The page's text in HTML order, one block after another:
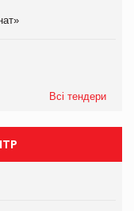
Всі тендери